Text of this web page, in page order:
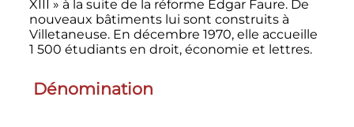
XIII » à la suite de la réforme Edgar Faure. De
nouveaux bâtiments lui sont construits à
Villetaneuse. En décembre 1970, elle accueille
1 500 étudiantsen droit, économie et lettres.
Dénomination